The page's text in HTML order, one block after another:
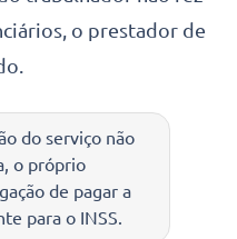
o prestador de
do serviço não
o próprio
de pagar a
para o INSS.